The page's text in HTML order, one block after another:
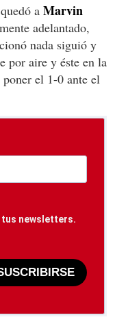
a Marvin
adelantado,
nada siguió y
por aire y éste en la
el 1-0 ante el
newsletters.